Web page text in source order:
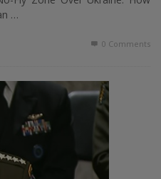
…
0 Comments